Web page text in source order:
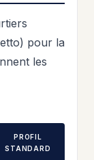
pour la
les
PROFIL
STANDARD